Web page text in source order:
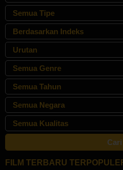
FILM TERBARU